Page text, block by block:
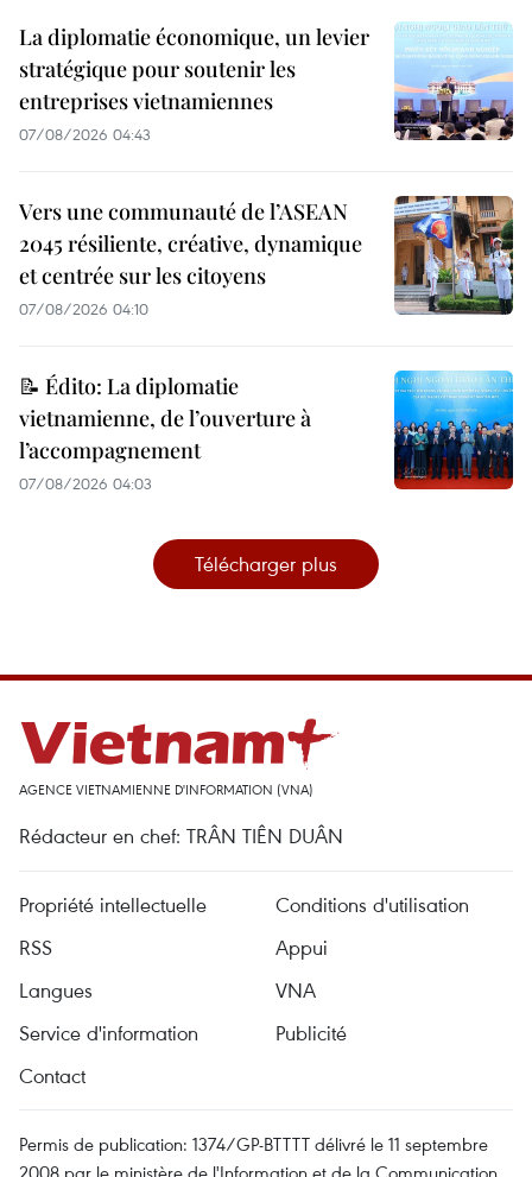
La diplomatie économique, un levier
stratégique pour soutenir les
entreprises vietnamiennes
07/08/2026 04:43
Vers une communauté de l’ASEAN
2045 résiliente, créative, dynamique
et centrée sur les citoyens
07/08/2026 04:10
📝 Édito: La diplomatie
vietnamienne, de l’ouverture à
l’accompagnement
07/08/2026 04:03
Télécharger plus
AGENCE VIETNAMIENNE D'INFORMATION (VNA)
Rédacteur en chef: TRÂN TIÊN DUÂN
Propriété intellectuelle
Conditions d'utilisation
RSS
Appui
Langues
VNA
Service d'information
Publicité
Contact
Permis de publication: 1374/GP-BTTTT délivré le 11 septembre